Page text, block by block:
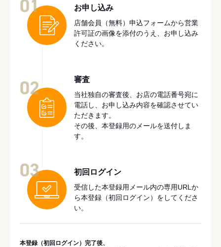
お申し込み
店舗会員（無料）申込フォームから営業
許可証の画像を添付のうえ、お申し込み
ください。
審査
当社独自の審査後、お店の電話番号宛に
電話し、お申し込み内容を確認させてい
ただきます。
その後、本登録用のメールを送付しま
す。
初回ログイン
受信した本登録用メール内の専用URLか
ら本登録（初回ログイン）をしてくださ
い。
本登録（初回ログイン）完了後、